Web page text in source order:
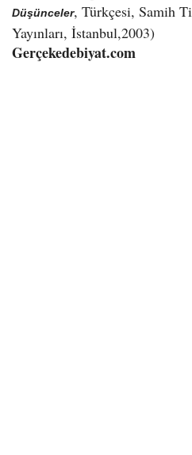
Düşünceler, Türkçesi, Samih
Yayınları, İstanbul,2003)
Gerçekedebiyat.com